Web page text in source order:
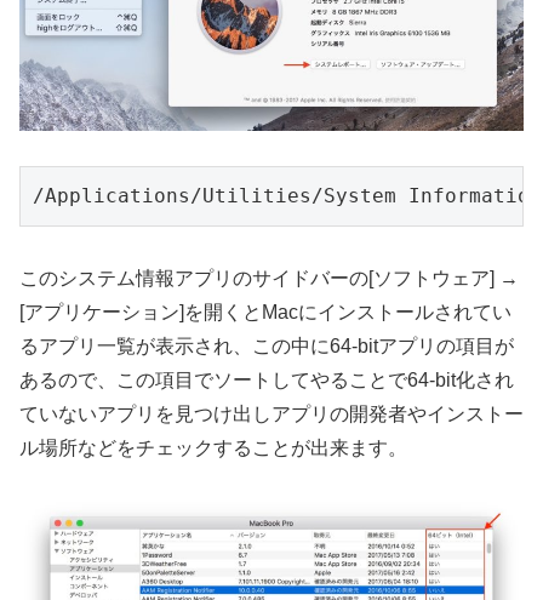
/Applications/Utilities/System
このシステム情報アプリのサイドバーの[ソフトウェア] →
[アプリケーション]を開くとMacにインストールされてい
るアプリ一覧が表示され、この中に64-bitアプリの項目が
あるので、この項目でソートしてやることで64-bit化され
ていないアプリを見つけ出しアプリの開発者やインストー
ル場所などをチェックすることが出来ます。